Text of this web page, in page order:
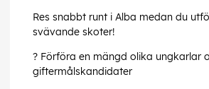
Res snabbt runt i Alba medan du
svävande skoter!
? Förföra en mängd olika ungkarlar
giftermålskandidater